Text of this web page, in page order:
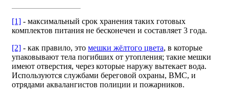
[1] - максимальный срок хранения таких готовых
комплектов питания не бесконечен и составляет 3 года.
[2] - как правило, это мешки жёлтого цвета, в которые
упаковывают тела погибших от утопления; такие мешки
имеют отверстия, через которые наружу вытекает вода.
Используются службами береговой охраны, ВМС, и
отрядами аквалангистов полиции и пожарников.